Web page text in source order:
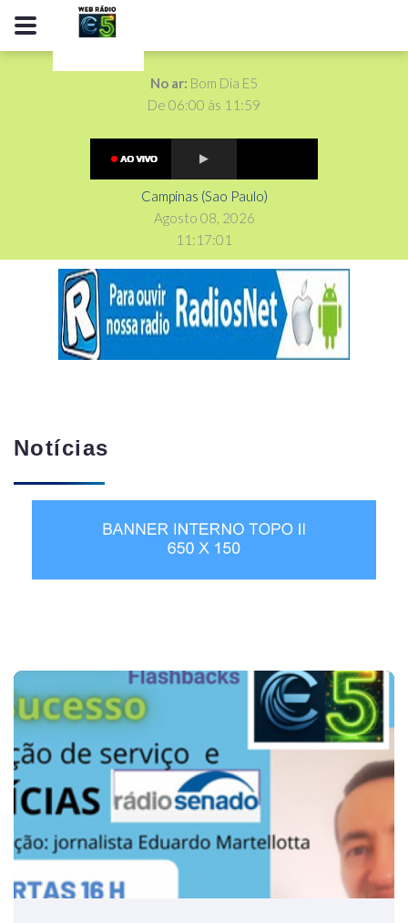
No ar: Bom Dia E5
De 06:00 às 11:59
Campinas (Sao Paulo)
Agosto 08, 2026
11 :1 7:02
Notícias